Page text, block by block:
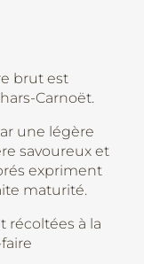
brut est
Carnoët.
une légère
savoureux et
expriment
maturité.
récoltées à la